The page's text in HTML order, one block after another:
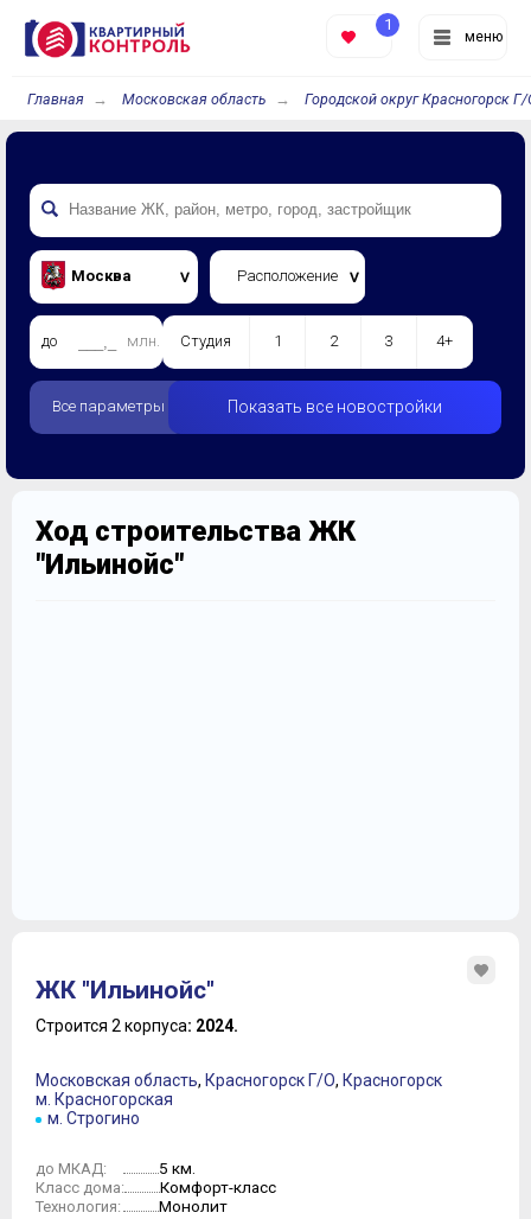
меню
1
Главная Московская область Городской округ Красногорск
Москва Расположение
до млн. Студия 1 2 3 4+
Все параметры Показать все новостройки
Ход строительства ЖК
"Ильинойс"
ЖК "Ильинойс"
Строится 2 корпуса: 2024.
Московская область, Красногорск Г/О, Красногорск
м. Красногорская
м. Строгино
до МКАД: 5 км.
Класс дома: Комфорт-класс
Технология: Монолит